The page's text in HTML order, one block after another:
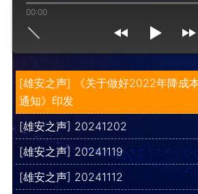
[雄安之声] 《关于做好2022年降成
通知》印发
[雄安之声] 20241202
[雄安之声] 20241119
[雄安之声] 20241112
00:00